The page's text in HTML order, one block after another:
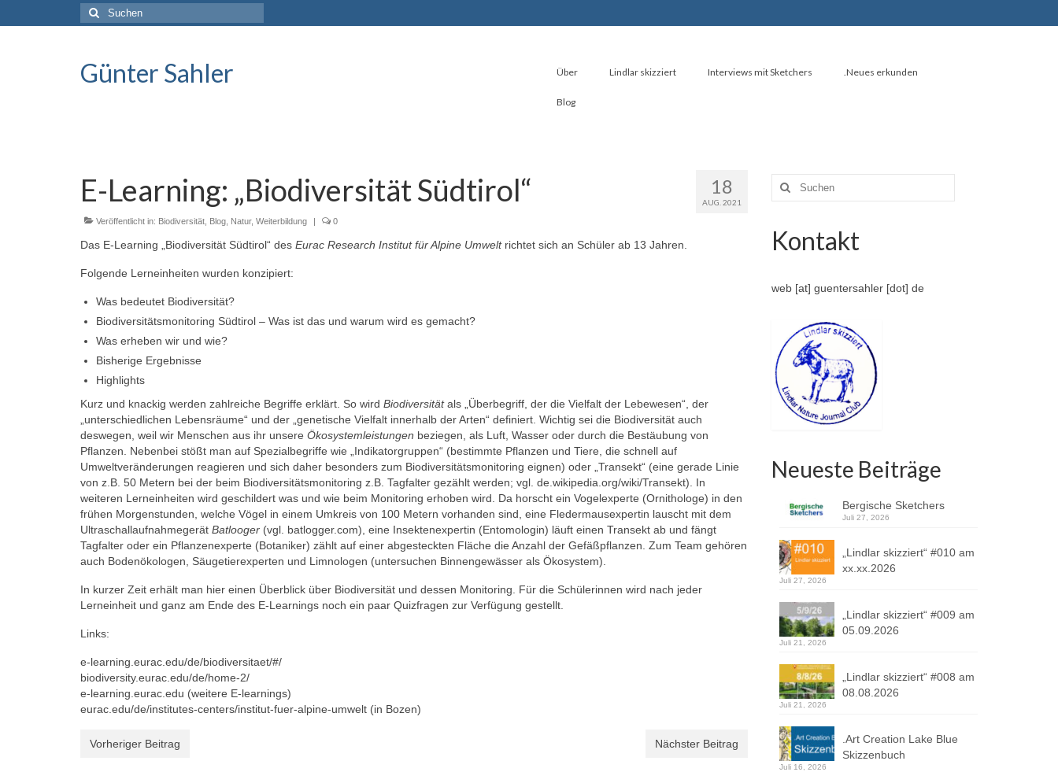
Suche
nach:
Günter Sahler Über Lindlar skizziert Interviews mit Sketchers .Neues erkunden
Blog
18
AUG. 2021
E-Learning: „Biodiversität Südtirol“
Veröffentlicht in: Biodiversität Blog Natur, Weiterbildung | 0
Das E-Learning „Biodiversität Südtirol“ des Eurac Research Institut für Alpine Umweltrichtet sich an Schüler ab 13 Jahren.
Folgende Lerneinheiten wurden konzipiert:
Was bedeutet Biodiversität?
Biodiversitätsmonitoring Südtirol – Was ist das und warum wird es gemacht?
Was erheben wir und wie?
Bisherige Ergebnisse
Highlights
Kurz und knackig werden zahlreiche Begriffe erklärt. So wird Biodiversitätals „Überbegriff, der die Vielfalt der Lebewesen“, der
„unterschiedlichen Lebensräume“ und der „genetische Vielfalt innerhalb der Arten“ definiert. Wichtig sei die Biodiversität auch
deswegen, weil wir Menschen aus ihr unsere Ökosystemleistungen beziegen, als Luft, Wasser oder durch die Bestäubung von
Pflanzen. Nebenbei stößt man auf Spezialbegriffe wie „Indikatorgruppen“ (bestimmte Pflanzen und Tiere, die schnell auf
Umweltveränderungen reagieren und sich daher besonders zum Biodiversitätsmonitoring eignen) oder „Transekt“ (eine gerade Linie
von z.B. 50 Metern bei der beim Biodiversitätsmonitoring z.B. Tagfalter gezählt werden; vgl. de.wikipedia.org/wiki/Transekt). In
weiteren Lerneinheiten wird geschildert was und wie beim Monitoring erhoben wird. Da horscht ein Vogelexperte (Ornithologe) in den
frühen Morgenstunden, welche Vögel in einem Umkreis von 100 Metern vorhanden sind, eine Fledermausexpertin lauscht mit dem
Ultraschallaufnahmegerät Batlooger (vgl. batlogger.com), eine Insektenexpertin (Entomologin) läuft einen Transekt ab und fängt
Tagfalter oder ein Pflanzenexperte (Botaniker) zählt auf einer abgesteckten Fläche die Anzahl der Gefäßpflanzen. Zum Team gehören
auch Bodenökologen, Säugetierexperten und Limnologen (untersuchen Binnengewässer als Ökosystem).
In kurzer Zeit erhält man hier einen Überblick über Biodiversität und dessen Monitoring. Für die Schülerinnen wird nach jeder
Lerneinheit und ganz am Ende des E-Learnings noch ein paar Quizfragen zur Verfügung gestellt.
Links:
e-learning.eurac.edu/de/biodiversitaet/#/
biodiversity.eurac.edu/de/home-2/
e-learning.eurac.edu (weitere E-learnings)
eurac.edu/de/institutes-centers/institut-fuer-alpine-umwelt (in Bozen)
Vorheriger Beitrag Nächster Beitrag
Suche
nach:
Kontakt
web [at] guentersahler [dot] de
Neueste Beiträge
Bergische Sketchers
Juli 27, 2026
„Lindlar skizziert“ #010 am
xx.xx.2026
Juli 27, 2026
„Lindlar skizziert“ #009 am
05.09.2026
Juli 21, 2026
„Lindlar skizziert“ #008 am
08.08.2026
Juli 21, 2026
.Art Creation Lake Blue
Skizzenbuch
Juli 16, 2026